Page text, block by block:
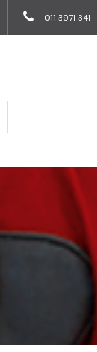
011 3971 341